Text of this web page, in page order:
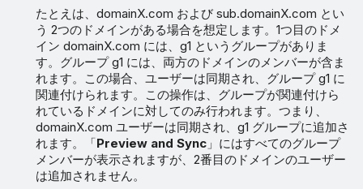
たとえは、domainX.com および sub.domainX.com とい
う 2つのドメインがある場合を想定します。1つ目のドメ
イン domainX.com には、g1 というグループがありま
す。グループ g1 には、両方のドメインのメンバーが含ま
れます。この場合、ユーザーは同期され、グループ g1 に
関連付けられます。この操作は、グループが関連付けら
れているドメインに対してのみ行われます。つまり、
domainX.com ユーザーは同期され、g1 グループに追加さ
れます。「Preview and Sync 」にはすべてのグループ
メンバーが表示されますが、2番目のドメインのユーザー
は追加されません。